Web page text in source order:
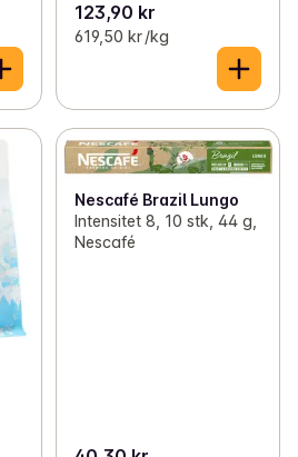
123,90 kr
619,50 kr /kg
Nescafé Brazil Lungo
Intensitet 8, 10 stk, 44 g,
Nescafé